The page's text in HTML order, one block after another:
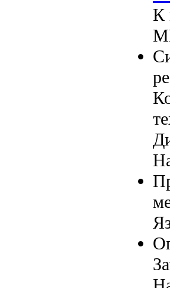
К